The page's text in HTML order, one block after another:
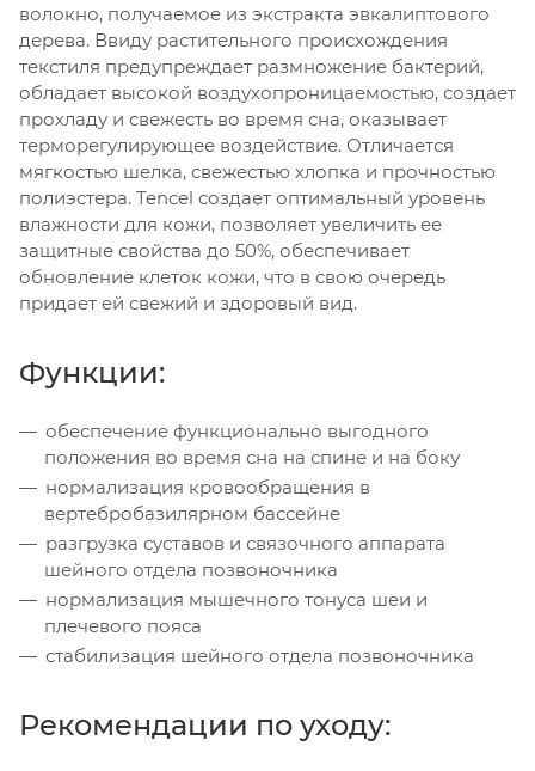
волокно, получаемое из экстракта эвкалиптового
дерева. Ввиду растительного происхождения
текстиля предупреждает размножение бактерий,
обладает высокой воздухопроницаемостью, создает
прохладу и свежесть во время сна, оказывает
терморегулирующее воздействие. Отличается
мягкостью шелка, свежестью хлопка и прочностью
полиэстера. Tencel создает оптимальный уровень
влажности для кожи, позволяет увеличить ее
защитные свойства до 50%, обеспечивает
обновление клеток кожи, что в свою очередь
придает ей свежий и здоровый вид.
Функции:
обеспечение функционально выгодного
положения во время сна на спине и на боку
нормализация кровообращения в
вертебробазилярном бассейне
разгрузка суставов и связочного аппарата
шейного отдела позвоночника
нормализация мышечного тонуса шеи и
плечевого пояса
стабилизация шейного отдела позвоночника
Рекомендации по уходу: